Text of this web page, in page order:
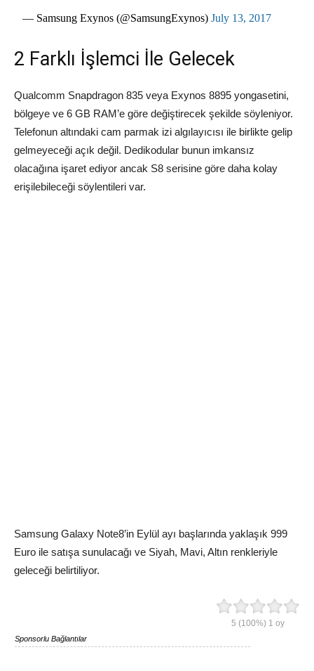
— Samsung Exynos (@SamsungExynos)July 13, 2017
2 Farklı İşlemci İle Gelecek
Qualcomm Snapdragon 835 veya Exynos 8895 yongasetini,
bölgeye ve 6 GB RAM’e göre değiştirecek şekilde söyleniyor.
Telefonun altındaki cam parmak izi algılayıcısı ile birlikte gelip
gelmeyeceği açık değil. Dedikodular bunun imkansız
olacağına işaret ediyor ancak S8 serisine göre daha kolay
erişilebileceği söylentileri var.
Samsung Galaxy Note8’in Eylül ayı başlarında yaklaşık 999
Euro ile satışa sunulacağı ve Siyah, Mavi, Altın renkleriyle
geleceği belirtiliyor.
5 (100%) 1 oy
Sponsorlu Bağlantılar